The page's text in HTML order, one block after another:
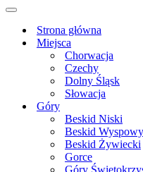
nawigacji
Menu
nawigacjiStrona główna
Miejsca
Chorwacja
Czechy
Dolny Śląsk
Słowacja
Góry
Beskid Niski
Beskid Wyspowy
Beskid Żywiecki
Gorce
Góry